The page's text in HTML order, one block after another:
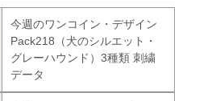
今週のワンコイン・デザイン
Pack218（犬のシルエット・
グレーハウンド）3種類 刺繍
データ